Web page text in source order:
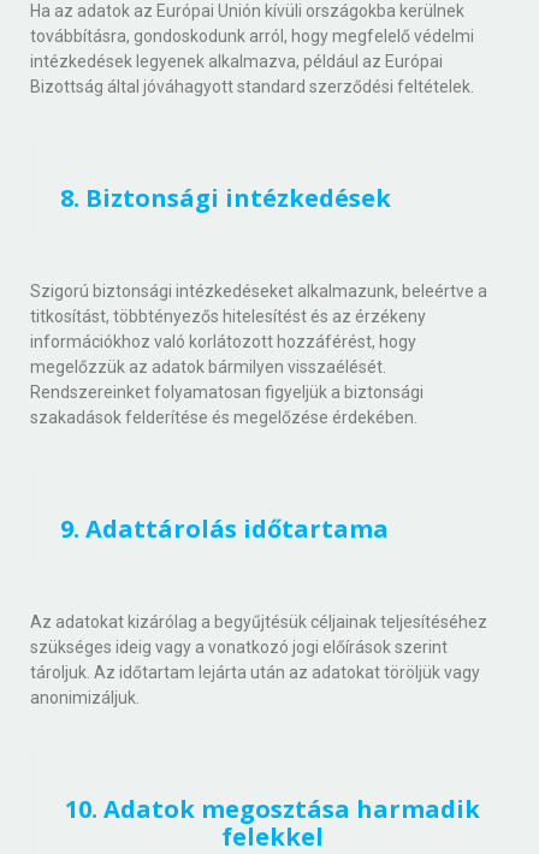
Ha az adatok az Európai Unión kívüli országokba kerülnek
továbbításra, gondoskodunk arról, hogy megfelelő védelmi
intézkedések legyenek alkalmazva, például az Európai
Bizottság által jóváhagyott standard szerződési feltételek.
8. Biztonsági intézkedések
Szigorú biztonsági intézkedéseket alkalmazunk, beleértve a
titkosítást, többtényezős hitelesítést és az érzékeny
információkhoz való korlátozott hozzáférést, hogy
megelőzzük az adatok bármilyen visszaélését.
Rendszereinket folyamatosan figyeljük a biztonsági
szakadások felderítése és megelőzése érdekében.
9. Adattárolás időtartama
Az adatokat kizárólag a begyűjtésük céljainak teljesítéséhez
szükséges ideig vagy a vonatkozó jogi előírások szerint
tároljuk. Az időtartam lejárta után az adatokat töröljük vagy
anonimizáljuk.
10. Adatok megosztása harmadik
felekkel